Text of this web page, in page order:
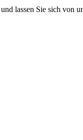
lassen Sie sich von